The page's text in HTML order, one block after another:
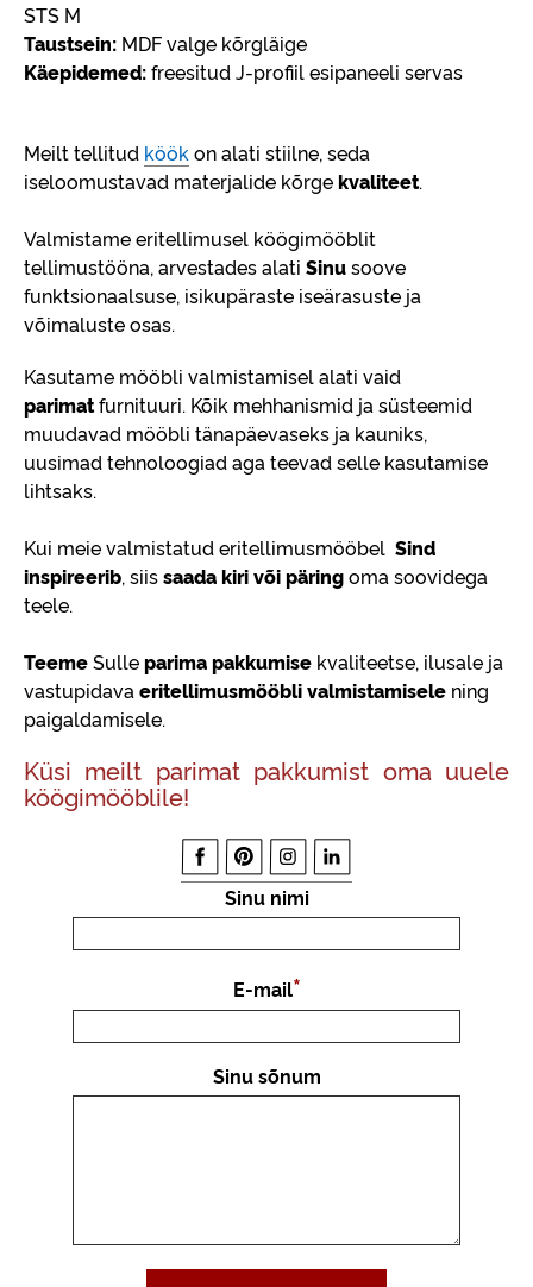
STS M
Taustsein: MDF valge kõrgläige
Käepidemed:freesitud J-profiil esipaneeli servas
Meilt tellitud köök on alati stiilne, seda
iseloomustavad materjalide kõrgekvaliteet.
Valmistame eritellimusel köögimööblit
tellimustööna, arvestades alati Sinusoove
funktsionaalsuse, isikupäraste iseärasuste ja
võimaluste osas.
Kasutame mööbli valmistamisel alati vaid
parimatfurnituuri. Kõik mehhanismid ja süsteemid
muudavad mööbli tänapäevaseks ja kauniks,
uusimad tehnoloogiad aga teevad selle kasutamise
lihtsaks.
Kui meie valmistatud eritellimusmööbel Sind
inspireerib, siissaada kiri või päringoma soovidega
teele.
TeemeSulleparima pakkumise kvaliteetse, ilusale ja
vastupidava eritellimusmööbli valmistamisele ning
paigaldamisele.
Küsi meilt parimat pakkumist oma uuele
köögimööblile!
Sinu nimi
E-mail
Sinu sõnum